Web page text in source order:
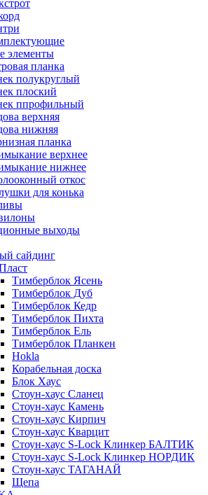
элементы
планка
полукруглый
плоский
ппрофильный
верхняя
нижняя
планка
верхнее
нижнее
откос
для конька
выходы
сайдинг
Тимберблок Ясень
Тимберблок Дуб
Тимберблок Кедр
Тимберблок Пихта
Тимберблок Ель
Тимберблок Планкен
Hokla
Корабельная доска
Блок Хаус
Стоун-хаус Сланец
Стоун-хаус Камень
Стоун-хаус Кирпич
Стоун-хаус Кварцит
Стоун-хаус S-Lock Клинкер БАЛТИК
Стоун-хаус S-Lock Клинкер НОРДИК
Стоун-хаус ТАГАНАЙ
Щепа